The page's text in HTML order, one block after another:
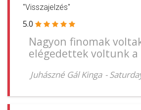
"Visszajelzés"
5.0
Nagyon finomak
elégedettek voltunk a
Juhászné Gál Kinga -